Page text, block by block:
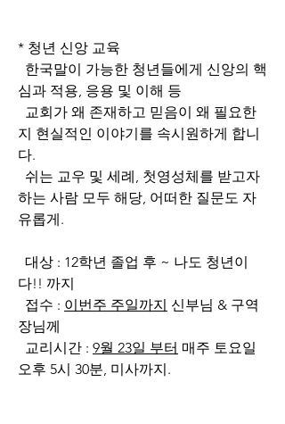
* 청년 신앙 교육
한국말이 가능한 청년들에게 신앙의 핵
심과 적용, 응용 및 이해 등
교회가 왜 존재하고 믿음이 왜 필요한
지 현실적인 이야기를 속시원하게 합니
다.
쉬는 교우 및 세례, 첫영성체를 받고자
하는 사람 모두 해당, 어떠한 질문도 자
유롭게.
대상 : 12학년 졸업 후 ~ 나도 청년이
다!! 까지
접수 : 이번주 주일까지 신부님 & 구역
장님께
교리시간 : 9월 23일 부터 매주 토요일
오후 5시 30분, 미사까지.